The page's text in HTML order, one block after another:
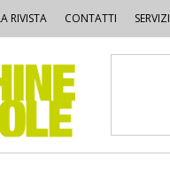
RIVISTA CONTATTI SERVIZI